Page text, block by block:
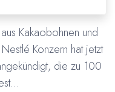
Kakaobohnen und
Konzern hat jetzt
die zu 100